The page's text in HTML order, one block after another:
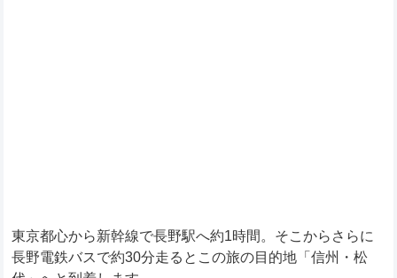
東京都心から新幹線で長野駅へ約1時間。そこからさらに
長野電鉄バスで約30分走るとこの旅の目的地「信州・松